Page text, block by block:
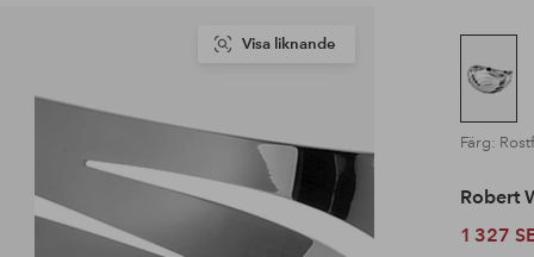
Visa liknande
Färg:
Robert
1 327